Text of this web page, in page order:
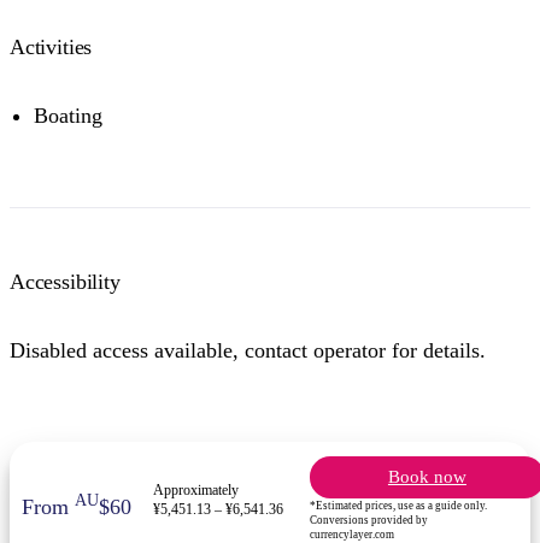
Activities
Boating
Accessibility
Disabled access available, contact operator for details.
From AU$60
Approximately
¥5,451.13 – ¥6,541.36
Book now
*Estimated prices, use as a guide only.
Conversions provided by
currencylayer.com